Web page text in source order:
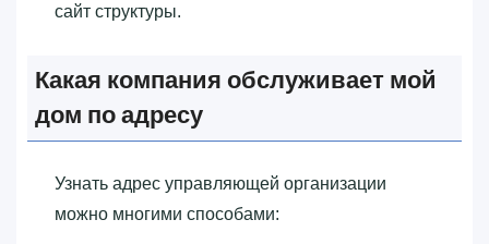
сайт структуры.
Какая компания обслуживает мой
дом по адресу
Узнать адрес управляющей организации
можно многими способами: